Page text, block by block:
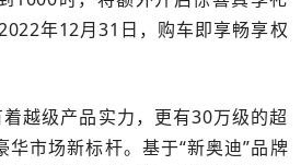
年12月31日，购车即享畅享权
越级产品实力，更有30万级的超
华市场新标杆。基于“新奥迪”品牌